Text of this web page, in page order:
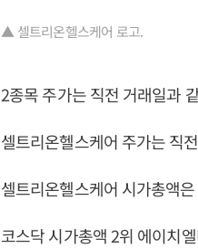
▲ 셀트리온헬스케어 로고.
2종목 주가는 직전 거래일과
셀트리온헬스케어 주가는 직
셀트리온헬스케어 시가총액
코스닥 시가총액 2위 에이치